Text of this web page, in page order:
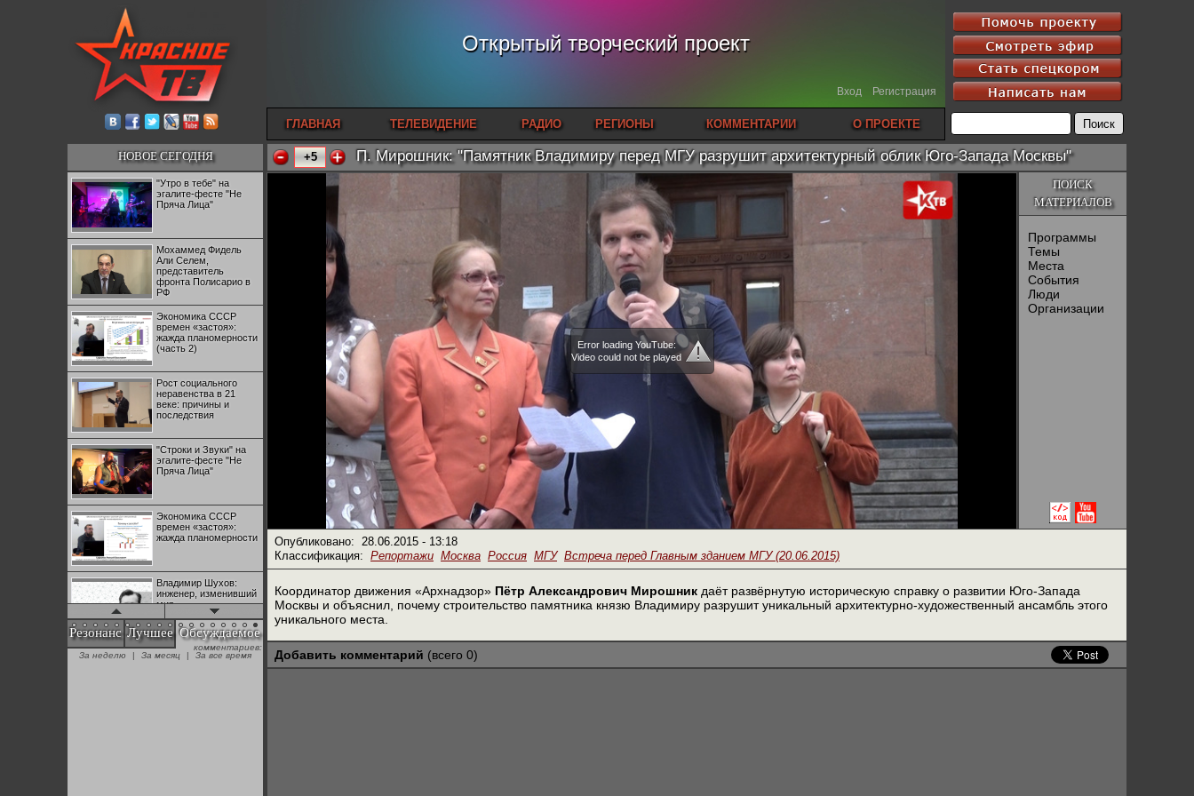
Открытый творческий проект
Вход Регистрация
ГЛАВНАЯ ТЕЛЕВИДЕНИЕ РАДИО РЕГИОНЫ КОММЕНТАРИИ О ПРОЕКТЕ
НОВОЕ СЕГОДНЯ
"Утро в тебе" на
эгалите-фесте "Не
Пряча Лица"
Мохаммед Фидель
Али Селем,
представитель
фронта Полисарио в
РФ
Экономика СССР
времен «застоя»:
жажда планомерности
(часть 2)
Рост социального
неравенства в 21
веке: причины и
последствия
"Строки и Звуки" на
эгалите-фесте "Не
Пряча Лица"
Экономика СССР
времен «застоя»:
жажда планомерности
Владимир Шухов:
инженер, изменивший
мир
"Аркадий Коц" на
эгалите-фесте "Не
Резонанс Лучшее Обсуждаемое
комментариев:
За неделю
| За месяц | За все время
+5 П. Мирошник: "Памятник Владимиру перед МГУ разрушит архитектурный облик Юго-Запада Москвы"
ПОИСК
МАТЕРИАЛОВ
Программы
Темы
Места
События
Люди
Организации
Error loading YouTube:
Video could not be played
Опубликовано: 28.06.2015 - 13:18
Классификация: Репортажи Москва Россия МГУ Встреча перед Главным зданием МГУ (20.06.2015)
Координатор движения «Архнадзор» Пётр Александрович Мирошник даёт развёрнутую историческую справку о развитии Юго-Запада
Москвы и объяснил, почему строительство памятника князю Владимиру разрушит уникальный архитектурно-художественный ансамбль этого
уникального места.
Добавить комментарий (всего 0)